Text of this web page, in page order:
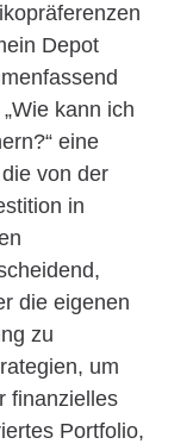
Depot
kann ich
eine
von der
in
die eigenen
zu
um
finanzielles
Portfolio,